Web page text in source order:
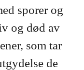
sporer og
og død av
som tar
de